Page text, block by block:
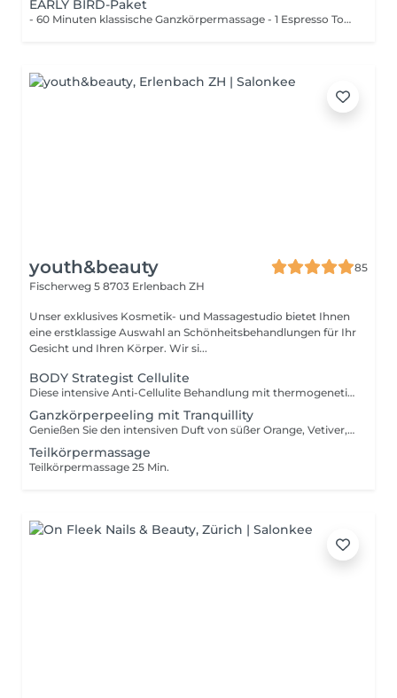
EARLY BIRD-Paket
- 60 Minuten klassische Ganzkörpermassage - 1 Espresso ToGo - 2x passaDuo Punkt DAS ANGEBOT IST JEWEILS GÜLTIG VON MONTAG BIS FREITAG AUF DEN ERSTEN TERMIN UM 07:30 UHR
youth&beauty
85
Fischerweg 5 8703 Erlenbach ZH
Unser exklusives Kosmetik- und Massagestudio bietet Ihnen
eine erstklassige Auswahl an Schönheitsbehandlungen für Ihr
Gesicht und Ihren Körper. Wir si...
BODY Strategist Cellulite
Diese intensive Anti-Cellulite Behandlung mit thermogenetischem Effekt wirkt entschlackend und verbessert die Mikrozirkulation. Eine Mischung aus ätherischen Ölen fördert den Fettabbau im Gewebe und lässt typische Merkmale der Cellulite verschwinden. Für eine ebenmässigere Haut.
Ganzkörperpeeling mit Tranquillity
Genießen Sie den intensiven Duft von süßer Orange, Vetiver, Rose, Geranie, Sandelholz, Zedernholz und Vanille. Die Haut wird tief mit reichhaltigen Ölen von Amaranth und Mandel genährt und gleichzeitig mit feuchtigkeitsspendenden Zucker-Kristallen sanft gepeelt.
Teilkörpermassage
Teilkörpermassage 25 Min.